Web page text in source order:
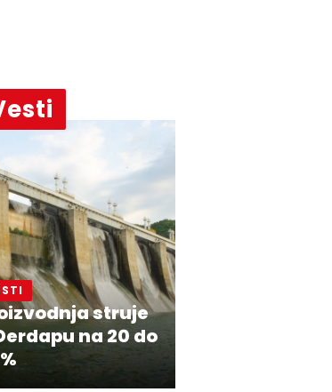
struje
na 20 do